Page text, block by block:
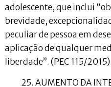
adolescente, que inclui
brevidade,
peculiar de pessoa em
aplicação de qualquer
liberdade”. (PEC 115/2015).
25. AUMENTO DA